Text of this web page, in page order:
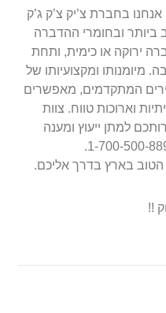
אנחנו בחברת צ’יק צ’ק ג’ק
ובחומרי ההדברה
ירוקה או כימית, ותחת
מיומנותו ומקצועיותו של
המתקדמים, מאפשרים
וארוכות טווח. צוות
למתן ייעוץ ומענה
הטוב בארץ בדרך אליכם.
!!